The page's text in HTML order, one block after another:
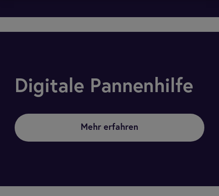
Digitale Pannenhilfe
Mehr erfahren